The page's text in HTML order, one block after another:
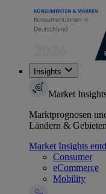
Insights
Market
Marktprognosen
Ländern & Gebieten
Market Insights
Consumer
eCommerce
Mobility